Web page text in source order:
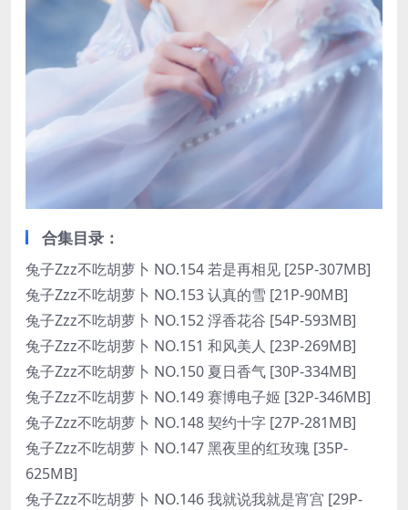
合集目录：
兔子Zzz不吃胡萝卜 NO.154 若是再相见 [25P-307MB]
兔子Zzz不吃胡萝卜 NO.153 认真的雪 [21P-90MB]
兔子Zzz不吃胡萝卜 NO.152 浮香花谷 [54P-593MB]
兔子Zzz不吃胡萝卜 NO.151 和风美人 [23P-269MB]
兔子Zzz不吃胡萝卜 NO.150 夏日香气 [30P-334MB]
兔子Zzz不吃胡萝卜 NO.149 赛博电子姬 [32P-346MB]
兔子Zzz不吃胡萝卜 NO.148 契约十字 [27P-281MB]
兔子Zzz不吃胡萝卜 NO.147 黑夜里的红玫瑰 [35P-
625MB]
兔子Zzz不吃胡萝卜 NO.146 我就说我就是宵宫 [29P-